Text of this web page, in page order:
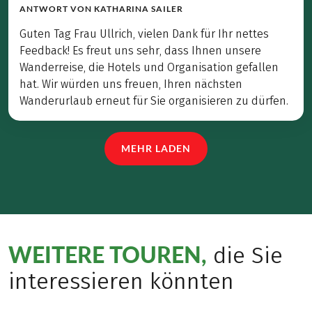
ANTWORT VON KATHARINA SAILER
Guten Tag Frau Ullrich, vielen Dank für Ihr nettes
Feedback! Es freut uns sehr, dass Ihnen unsere
Wanderreise, die Hotels und Organisation gefallen
hat. Wir würden uns freuen, Ihren nächsten
Wanderurlaub erneut für Sie organisieren zu dürfen.
MEHR LADEN
WEITERE TOUREN, die Sie
interessieren könnten